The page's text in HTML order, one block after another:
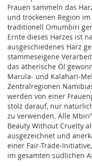
Frauen sammeln das
und trockenen Region
traditionell Omumbiri
Ernte dieses Harzes ist
ausgeschiedenes Harz
stammeseigene
das ätherische Öl
Marula- und Kalahari-
Zentralregionen
werden von einer
stolz darauf, nur
zu verwenden. Alle
Beauty Without Cruelty
ausgezeichnet und
einer Fair-Trade-
im gesamten südlichen